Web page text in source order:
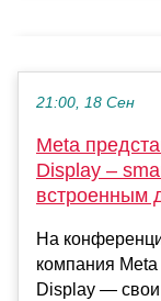
21:00, 18 Сен
Meta
Display –
встроенным
На
компания
Display —